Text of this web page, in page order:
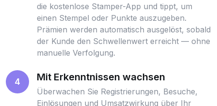
die kostenlose Stamper-App und tippt, um
einen Stempel oder Punkte auszugeben.
Prämien werden automatisch ausgelöst, sobald
der Kunde den Schwellenwert erreicht — ohne
manuelle Verfolgung.
4 Mit Erkenntnissen wachsen
Überwachen Sie Registrierungen, Besuche,
Einlösungen und Umsatzwirkung über Ihr